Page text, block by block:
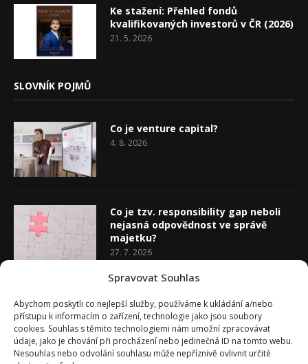
Spravovat Souhlas
Abychom poskytli co nejlepší služby, používáme k ukládání a/nebo
přístupu k informacím o zařízení, technologie jako jsou soubory
cookies. Souhlas s těmito technologiemi nám umožní zpracovávat
údaje, jako je chování při procházení nebo jedinečná ID na tomto webu.
Nesouhlas nebo odvolání souhlasu může nepříznivě ovlivnit určité
Ke stažení: Přehled fondů
kvalifikovaných investorů v ČR (2026)
21. 5. 2026
SLOVNÍK POJMŮ
Co je venture capital?
4. 8. 2026
Co je tzv. responsibility gap neboli
nejasná odpovědnost ve správě
majetku?
27. 7. 2026
20. 7. 2026